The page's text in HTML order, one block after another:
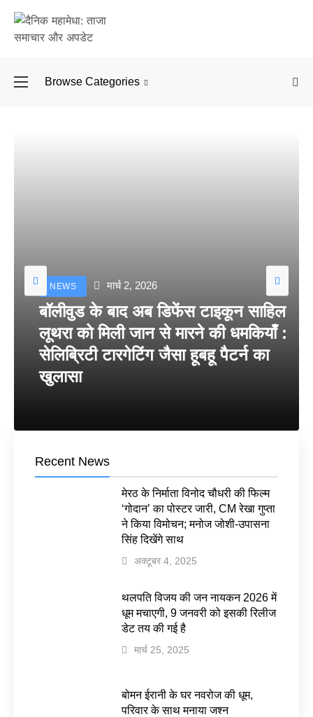
Browse Categories
NEWS मार्च 2, 2026
बॉलीवुड के बाद अब डिफेंस टाइकून साहिल
लूथरा को मिली जान से मारने की धमकियाँ :
सेलिब्रिटी टारगेटिंग जैसा हूबहू पैटर्न का
खुलासा
Recent News
मेरठ के निर्माता विनोद चौधरी की फिल्म
‘गोदान’ का पोस्टर जारी, CM रेखा गुप्ता
ने किया विमोचन; मनोज जोशी-उपासना
सिंह दिखेंगे साथ
अक्टूबर 4, 2025
थलपति विजय की जन नायकन 2026 में
धूम मचाएगी, 9 जनवरी को इसकी रिलीज
डेट तय की गई है
मार्च 25, 2025
बोमन ईरानी के घर नवरोज की धूम,
परिवार के साथ मनाया जश्न